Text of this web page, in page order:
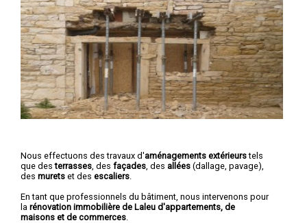
Nous effectuons des travaux d'aménagements extérieurstels
que desterrasses , des façades , des allées (dallage, pavage),
des murets et des escaliers
En tant que professionnels du bâtiment, nous intervenons pour
la rénovation immobilière de Laleu d'appartements, de
maisons et de commerces